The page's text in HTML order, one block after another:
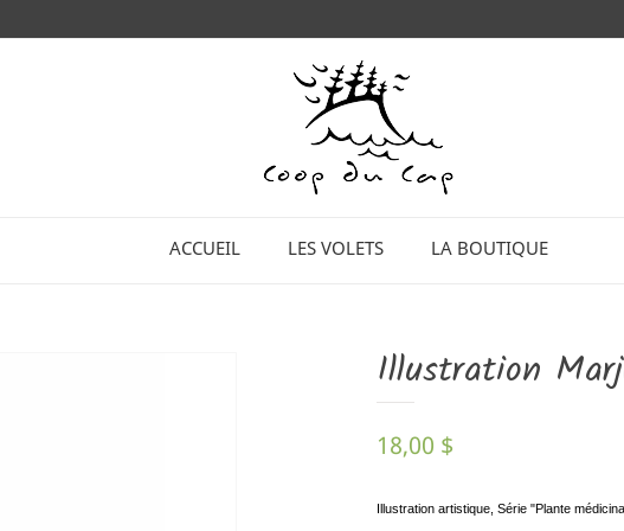
ACCUEIL LES VOLETS LA BOUTIQUE
Illustration
18,00 $
Illustration artistique, Série "Plante